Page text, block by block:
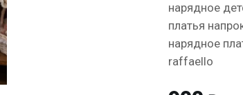
нарядное
платья
нарядное
raffaello